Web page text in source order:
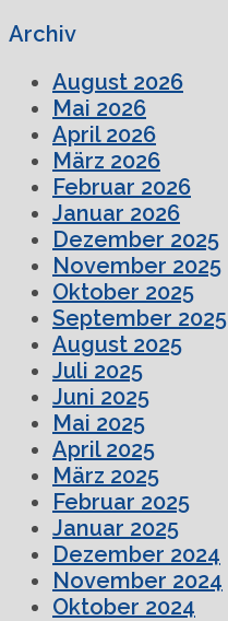
Archiv
August 2026
Mai 2026
April 2026
März 2026
Februar 2026
Januar 2026
Dezember 2025
November 2025
Oktober 2025
September 2025
August 2025
Juli 2025
Juni 2025
Mai 2025
April 2025
März 2025
Februar 2025
Januar 2025
Dezember 2024
November 2024
Oktober 2024